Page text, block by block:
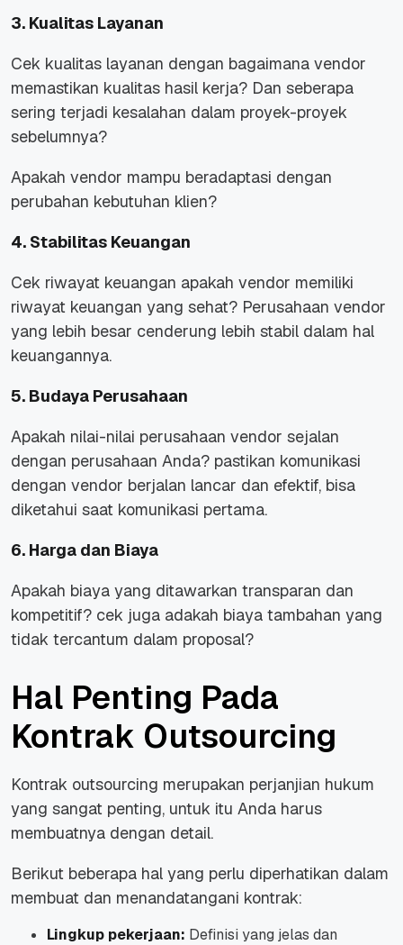
3. Kualitas Layanan
Cek kualitas layanan dengan bagaimana vendor
memastikan kualitas hasil kerja? Dan seberapa
sering terjadi kesalahan dalam proyek-proyek
sebelumnya?
Apakah vendor mampu beradaptasi dengan
perubahan kebutuhan klien?
4. Stabilitas Keuangan
Cek riwayat keuangan apakah vendor memiliki
riwayat keuangan yang sehat? Perusahaan vendor
yang lebih besar cenderung lebih stabil dalam hal
keuangannya.
5. Budaya Perusahaan
Apakah nilai-nilai perusahaan vendor sejalan
dengan perusahaan Anda? pastikan komunikasi
dengan vendor berjalan lancar dan efektif, bisa
diketahui saat komunikasi pertama.
6. Harga dan Biaya
Apakah biaya yang ditawarkan transparan dan
kompetitif? cek juga adakah biaya tambahan yang
tidak tercantum dalam proposal?
Hal Penting Pada
Kontrak Outsourcing
Kontrak outsourcing merupakan perjanjian hukum
yang sangat penting, untuk itu Anda harus
membuatnya dengan detail.
Berikut beberapa hal yang perlu diperhatikan dalam
membuat dan menandatangani kontrak:
Lingkup pekerjaan: Definisi yang jelas dan